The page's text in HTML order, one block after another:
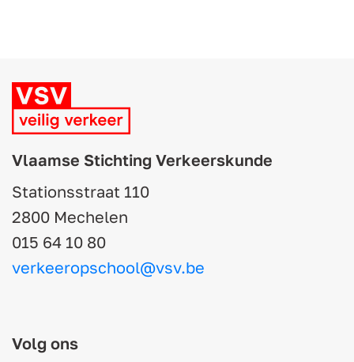
Vlaamse Stichting Verkeerskunde
Stationsstraat 110
2800 Mechelen
015 64 10 80
verkeeropschool@vsv.be
Volg ons